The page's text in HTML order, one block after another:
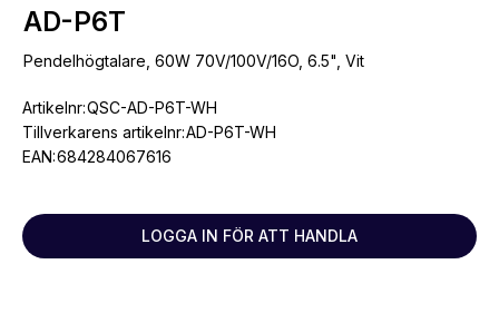
AD-P6T
Pendelhögtalare, 60W 70V/100V/16O, 6.5", Vit
Artikelnr:QSC-AD-P6T-WH
Tillverkarens artikelnr:AD-P6T-WH
EAN:684284067616
LOGGA IN FÖR ATT HANDLA